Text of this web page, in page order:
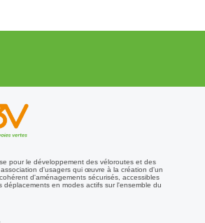
pour le développement des véloroutes et des
d'usagers qui œuvre à la création d'un
d'aménagements sécurisés, accessibles
déplacements en modes actifs sur l'ensemble du